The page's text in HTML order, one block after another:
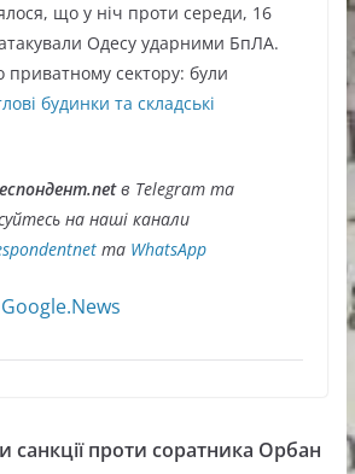
що у ніч проти середи, 16
атакували Одесу ударними БпЛА.
приватному сектору: були
будинки та складські
в Telegram та
на наші канали
та WhatsApp
санкції проти соратника Орбан